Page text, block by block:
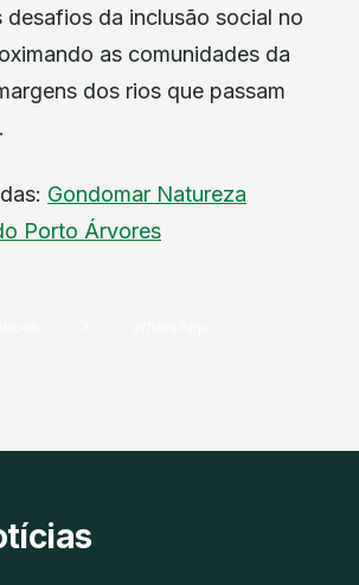
desafios da inclusão social no
as comunidades da
dos rios que passam
Gondomar Natureza
Porto Árvores